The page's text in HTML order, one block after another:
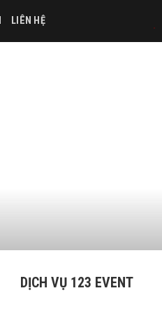
LIÊN HỆ
DỊCH VỤ 123 EVENT